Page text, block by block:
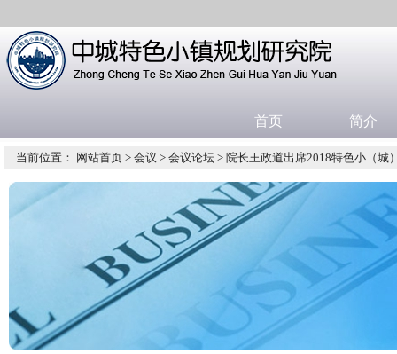
首页 简介
当前位置： 网站首页 > 会议 > 会议论坛 > 院长王政道出席2018特色小（城